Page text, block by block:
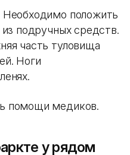
положить
подручных средств.
часть туловища
Ноги
помощи медиков.
у рядом